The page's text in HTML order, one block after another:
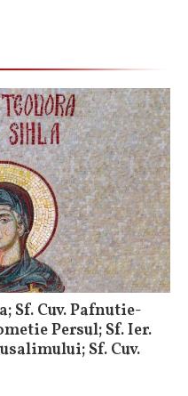
Sf. Cuv. Pafnutie-
Persul; Sf. Ier.
Sf. Cuv.